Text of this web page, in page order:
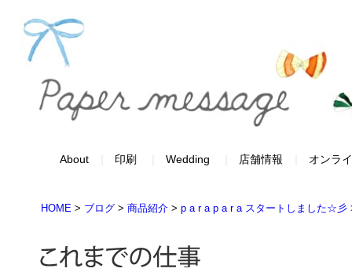
About 印刷 Wedding 店舗情報 オンラ
HOME > ブログ > 商品紹介 > p a r a p a r a スタートしました☆彡